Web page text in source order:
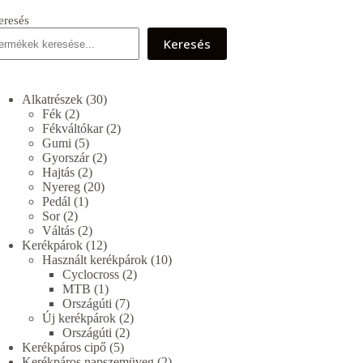
Keresés
Alkatrészek 3030
Fék 22
termék
Fékváltókar 22
Gumi 55
termék
Gyorszár 22
Hajtás 22
termék
Nyereg 2020
Pedál 11
Sor 22
termék
Váltás 22
termék
Kerékpárok 1212
termék
Használt kerékpárok 1010
Cyclocross 22
MTB 11
termék
Országúti 77
termék
Új kerékpárok 22
termék
Országúti 22
Kerékpáros cipő 55